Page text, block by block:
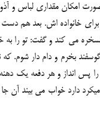
مقداری لباس و آذوقه
خانواده اش. بعد هم دست
می کند و گفت: تو را به
بخرم و دام دار شوم.
انداز و هر دفعه یک
دارد خواب می بیند آن